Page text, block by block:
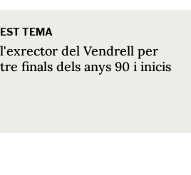
TEMA
l'exrector del Vendrell per
finals dels anys 90 i inicis